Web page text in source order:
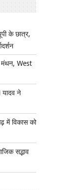
के छात्र,
मंथन, West
ने
में विकास को
सद्भाव